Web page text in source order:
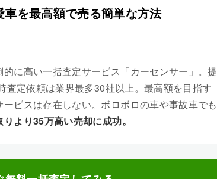
車を最高額で売る簡単な方法
に高い一括査定サービス「カーセンサー」。提
査定依頼は業界最多30社以上。最高額を目指す
ビスは存在しない。ボロボロの車や事故車でも
より35万高い売却に成功。